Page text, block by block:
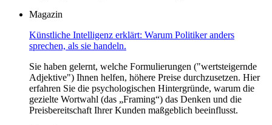
Magazin
Künstliche Intelligenz erklärt: Warum Politiker anders
sprechen, als sie handeln.
Sie haben gelernt, welche Formulierungen ("wertsteigernde
Adjektive") Ihnen helfen, höhere Preise durchzusetzen. Hier
erfahren Sie die psychologischen Hintergründe, warum die
gezielte Wortwahl (das „Framing“) das Denken und die
Preisbereitschaft Ihrer Kunden maßgeblich beeinflusst.